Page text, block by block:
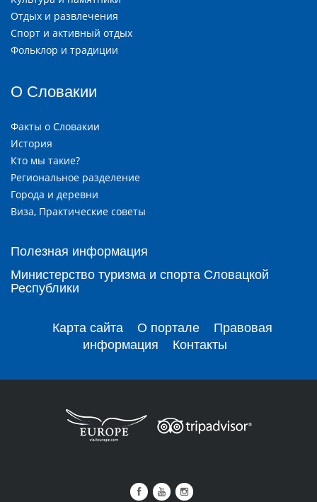
Отдых и развлечения
Спорт и активный отдых
Фольклор и традиции
О Словакии
Факты о Словакии
История
Кто мы такие?
Региональное разделение
Города и деревни
Виза, Практические советы
Полезная информация
Министерство туризма и спорта Словацкой
Республики
Карта сайта О портале
Правовая
информация
Контакты